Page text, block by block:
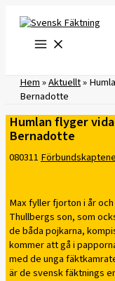
innehåll
Hem»Aktuellt»
Bernadotte
Humlan flyger
Bernadotte
080311
Max fyller fjorton i år
Thullbergs son, som
de båda pojkarna,
kommer att gå i
med de unga
är de svensk fäktnings